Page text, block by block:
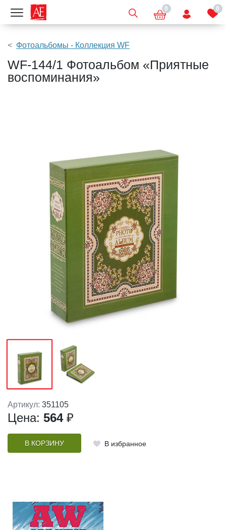
Показать меню 0 0
Фотоальбомы - Коллекция WF
WF-144/1 Фотоальбом «Приятные
воспоминания»
Артикул: 351105
Цена: 564 ₽
В КОРЗИНУ В избранное